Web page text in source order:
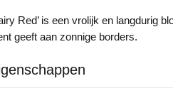
Red’ is een vrolijk en langdurig
geeft aan zonnige borders.